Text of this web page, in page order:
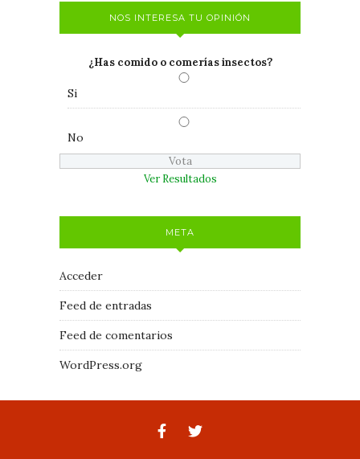
NOS INTERESA TU OPINIÓN
¿Has comido o comerías insectos?
Si
No
Ver Resultados
META
Acceder
Feed de entradas
Feed de comentarios
WordPress.org